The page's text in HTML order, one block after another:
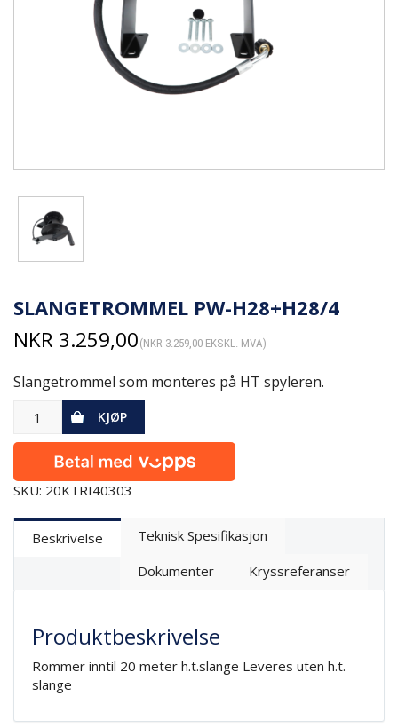
SLANGETROMMEL PW-H28+H28/4
NKR 3.259,00 (NKR 3.259,00 EKSKL. MVA)
Slangetrommel som monteres på HT spyleren.
KJØP
SKU: 20KTRI40303
Beskrivelse
Teknisk Spesifikasjon
Dokumenter
Kryssreferanser
Produktbeskrivelse
Rommer inntil 20 meter h.t.slange Leveres uten h.t.
slange